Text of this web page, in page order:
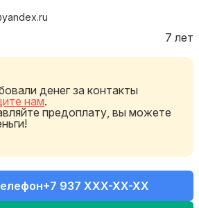
7 лет
денег за контакты
нам.
предоплату, вы можете
+7 937 XXX-XX-XX